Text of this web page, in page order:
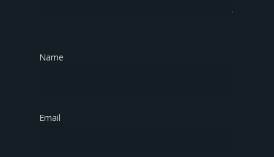
Name
Email